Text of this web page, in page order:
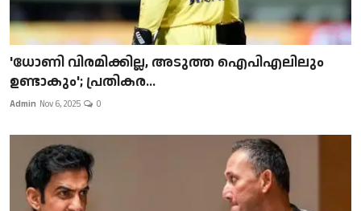
'ധോണി വിരമിക്കില്ല, അടുത്ത ഐപിഎലിലും
ഉണ്ടാകും'; പ്രതികര...
Admin Nov 6, 2025 0